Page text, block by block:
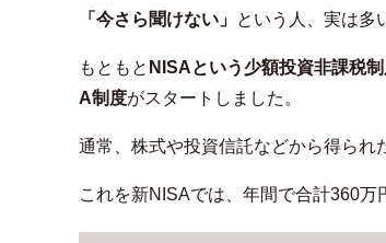
「今さら聞けない」 という人、実は多
もともと NISAという少額投資非課税
A制度がスタートしました。
通常、株式や投資信託などから得ら
これを新NISAでは、年間で合計360万